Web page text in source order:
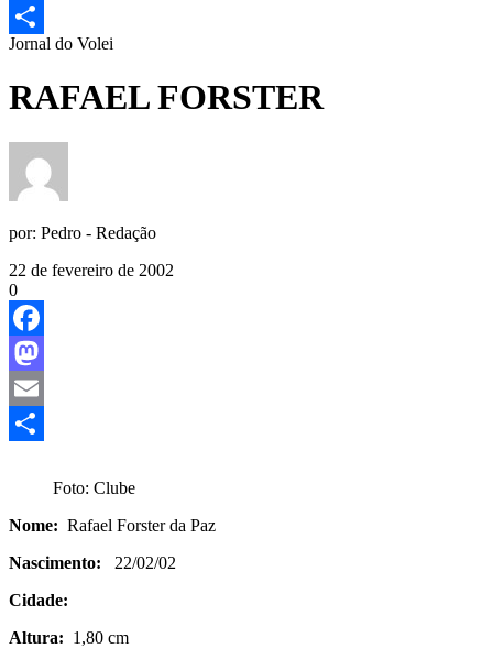
Email
Share
Jornal do Volei
RAFAEL FORSTER
por: Pedro - Redação
22 de fevereiro de 2002
0
Facebook
Mastodon
Email
Foto: Clube
Nome: Rafael Forster da Paz
Nascimento: 22/02/02
Cidade:
Altura: 1,80 cm